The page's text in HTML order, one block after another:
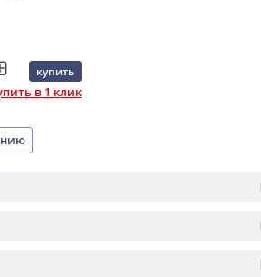
купить
в 1 клик